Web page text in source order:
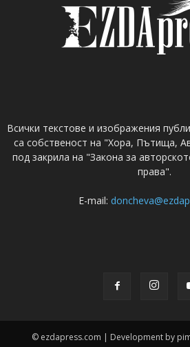
Всички текстове и изображения
са собственост на "Хора, Пътища,
под закрила на "Закона за
права".
E-mail:
© ezdapress.com | Development by